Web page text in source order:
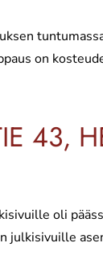
on
43,
oli
julkisivuille